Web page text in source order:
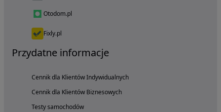
Otodom.pl
Fixly.pl
Przydatne informacje
Cennik dla Klientów Indywidualnych
Cennik dla Klientów Biznesowych
Testy samochodów